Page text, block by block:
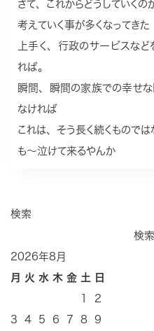
さて、これからどうしていくの
考えていく事が多くなってきた
上手く、行政のサービスなど
れば。
瞬間、瞬間の家族での幸せ
なければ
これは、そう長く続くもので
も〜泣けて来るやんか
検索
検索
2026年8月
月
火 水 木 金 土
日
2
3
4 5 6 7 8 9